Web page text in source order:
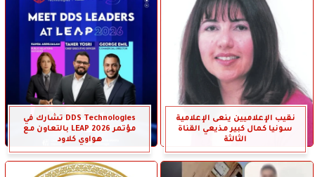
نقيب الإعلاميين ينعى الإعلامية
سونيا كمال كبير مذيعي القناة
الثالثة
DDS Technologies تشارك في
مؤتمر LEAP 2026 بالتعاون مع
هواوي كلاود